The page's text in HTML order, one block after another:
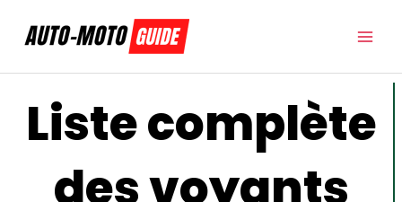
Liste complète
des voyants